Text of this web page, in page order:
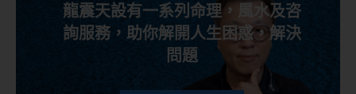
龍震天設有一系列命理，風水及咨
詢服務，助你解開人生困惑，解決
問題